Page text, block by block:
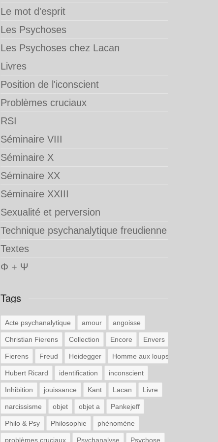
Le mot d'esprit
Les Psychoses
Les Psychoses chez Lacan
Livres
Position de l'iconscient
Problèmes cruciaux
RSI
Séminaire VIII
Séminaire X
Séminaire XX
Séminaire XXIII
Sexualité et perversion
Technique psychanalytique freudienne
Textes
Φ + Ψ
Tags
Acte psychanalytique amour angoisse
Christian Fierens Collection Encore Envers
Fierens Freud Heidegger Homme aux loups
Hubert Ricard identification inconscient
Inhibition jouissance Kant Lacan Livre
narcissisme objet objet a Pankejeff
Philo & Psy Philosophie phénomène
problèmes cruciaux Psychanalyse Psychose